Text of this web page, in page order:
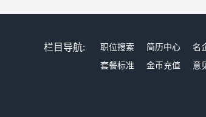
栏目导航: 职位搜索 简历中心 名
套餐标准
金币充值 意